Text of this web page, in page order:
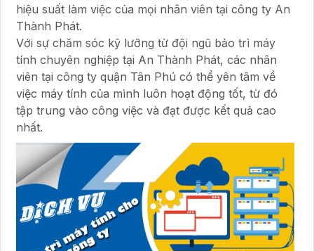
hiệu suất làm việc của mọi nhân viên tại công ty An
Thành Phát.
Với sự chăm sóc kỹ lưỡng từ đội ngũ bảo trì máy
tính chuyên nghiệp tại An Thành Phát, các nhân
viên tại công ty quận Tân Phú có thể yên tâm về
việc máy tính của mình luôn hoạt động tốt, từ đó
tập trung vào công việc và đạt được kết quả cao
nhất.